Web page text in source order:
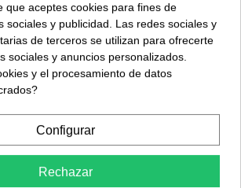
muy adecuado para proyectos portátiles
El módulo incluye bobina de
y condensadores de filtrado, y se
compacta con terminales de tornillo
sencilla en tus proyectos.
step‑up (boost) ajustable.
boost con MOSFET integrado.
3–32 V DC (límite hasta 40 V según
que aceptes cookies para fines de
sociales y publicidad. Las redes sociales y
de terceros se utilizan para ofrecerte
sociales y anuncios personalizados.
y el procesamiento de datos
Configurar
Rechazar